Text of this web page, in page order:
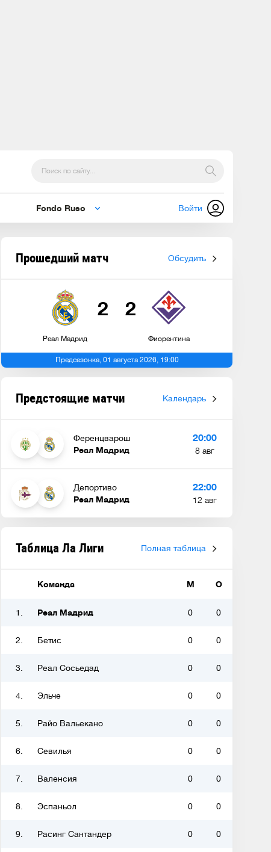
Fondo Ruso Войти
Прошедший матч Обсудить
Реал Мадрид
2 2
Фиорентина
Предсезонка, 01 августа 2026, 19:00
Предстоящие матчи Календарь
Ференцварош
Реал Мадрид
20:00
8 авг
Депортиво
Реал Мадрид
22:00
12 авг
Таблица Ла Лиги Полная таблица
Команда М О
1. Реал Мадрид 0 0
2. Бетис 0 0
3. Реал Сосьедад 0 0
4. Эльче 0 0
5. Райо Вальекано 0 0
6. Севилья 0 0
7. Валенсия 0 0
8. Эспаньол 0 0
9. Расинг Сантандер 0 0